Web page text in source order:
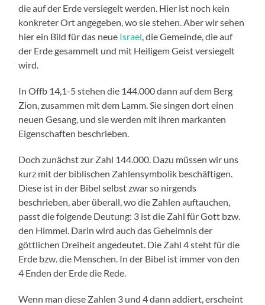
die auf der Erde versiegelt werden. Hier ist noch kein
konkreter Ort angegeben, wo sie stehen. Aber wir sehen
hier ein Bild für das neue Israel , die Gemeinde, die auf
der Erde gesammelt und mit Heiligem Geist versiegelt
wird.
In Offb 14,1-5 stehen die 144.000 dann auf dem Berg
Zion, zusammen mit dem Lamm. Sie singen dort einen
neuen Gesang, und sie werden mit ihren markanten
Eigenschaften beschrieben.
Doch zunächst zur Zahl 144.000. Dazu müssen wir uns
kurz mit der biblischen Zahlensymbolik beschäftigen.
Diese ist in der Bibel selbst zwar so nirgends
beschrieben, aber überall, wo die Zahlen auftauchen,
passt die folgende Deutung: 3 ist die Zahl für Gott bzw.
den Himmel. Darin wird auch das Geheimnis der
göttlichen Dreiheit angedeutet. Die Zahl 4 steht für die
Erde bzw. die Menschen. In der Bibel ist immer von den
4 Enden der Erde die Rede.
Wenn man diese Zahlen 3 und 4 dann addiert, erscheint